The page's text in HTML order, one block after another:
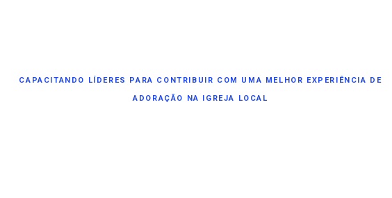
CAPACITANDO LÍDERES PARA CONTRIBUIR COM UMA MELHOR EXPERIÊNCIA DE
ADORAÇÃO NA IGREJA LOCAL​